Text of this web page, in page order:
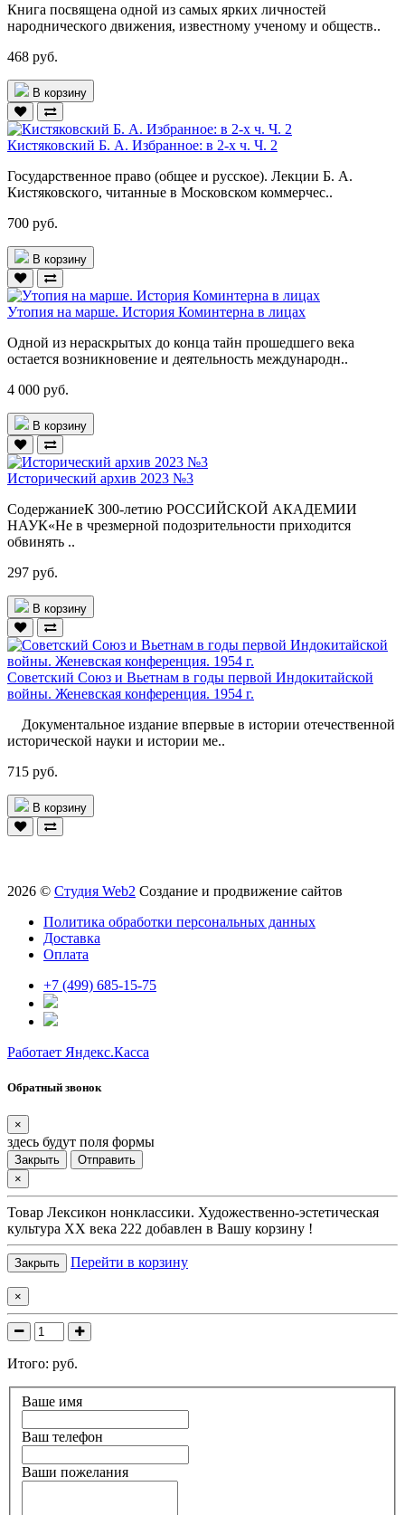
Книга посвящена одной из самых ярких личностей
народнического движения, известному ученому и обществ..
468 руб.
В корзину
Кистяковский Б. А. Избранное: в 2-х ч. Ч. 2
Государственное право (общее и русское). Лекции Б. А.
Кистяковского, читанные в Московском коммерчес..
700 руб.
В корзину
Утопия на марше. История Коминтерна в лицах
Одной из нераскрытых до конца тайн прошедшего века
остается возникновение и деятельность международн..
4 000 руб.
В корзину
Исторический архив 2023 №3
СодержаниеК 300-летию РОССИЙСКОЙ АКАДЕМИИ
НАУК«Не в чрезмерной подозрительности приходится
обвинять ..
297 руб.
В корзину
Советский Союз и Вьетнам в годы первой Индокитайской
войны. Женевская конференция. 1954 г.
Документальное издание впервые в истории отечественной
исторической науки и истории ме..
715 руб.
В корзину
2026 © Студия Web2 Создание и продвижение сайтов
Политика обработки персональных данных
Доставка
Оплата
+7 (499) 685-15-75
Работает Яндекс.Касса
Обратный звонок
×
здесь будут поля формы
Закрыть
Отправить
×
Товар Лексикон нонклассики. Художественно-эстетическая
культура XX века 222 добавлен в Вашу корзину !
Закрыть Перейти в корзину
×
Итого: руб.
Ваше имя
Ваш телефон
Ваши пожелания